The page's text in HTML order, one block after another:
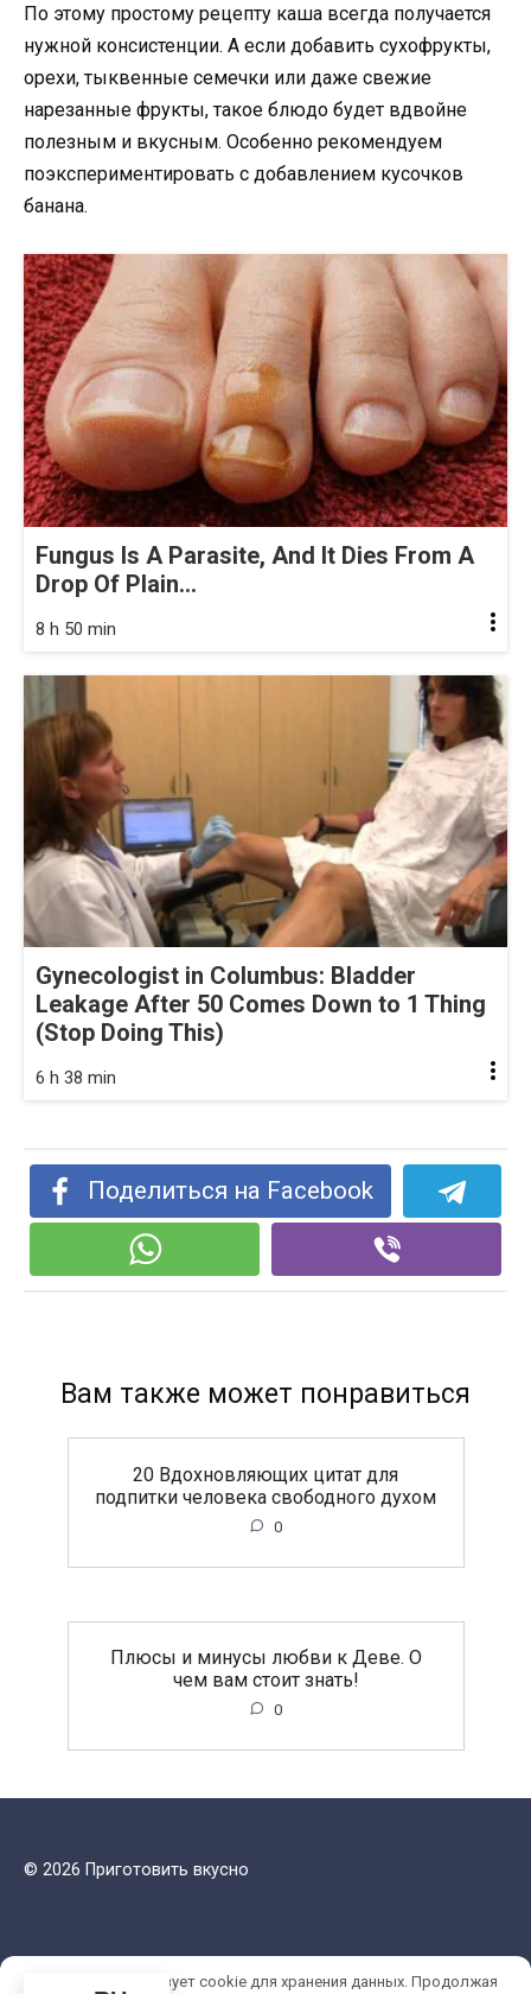
По этому простому рецепту каша всегда получается
нужной консистенции. А если добавить сухофрукты,
орехи, тыквенные семечки или даже свежие
нарезанные фрукты, такое блюдо будет вдвойне
полезным и вкусным. Особенно рекомендуем
поэкспериментировать с добавлением кусочков
банана.
Fungus Is A Parasite, And It Dies From A
Drop Of Plain...
8 h 50 min
Gynecologist in Columbus: Bladder
Leakage After 50 Comes Down to 1 Thing
(Stop Doing This)
6 h 38 min
Поделиться на Facebook
Вам также может понравиться
20 Вдохновляющих цитат для
подпитки человека свободного духом
0
Плюсы и минусы любви к Деве. О
чем вам стоит знать!
0
© 2026 Приготовить вкусно
Этот сайт использует cookie для хранения данных. Продолжая